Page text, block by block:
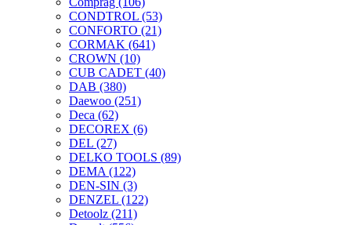
CONDTROL (53)
CONFORTO (21)
CORMAK (641)
CROWN (10)
CUB CADET (40)
DAB (380)
Daewoo (251)
Deca (62)
DECOREX (6)
DEL (27)
DELKO TOOLS (89)
DEMA (122)
DEN-SIN (3)
DENZEL (122)
Detoolz (211)